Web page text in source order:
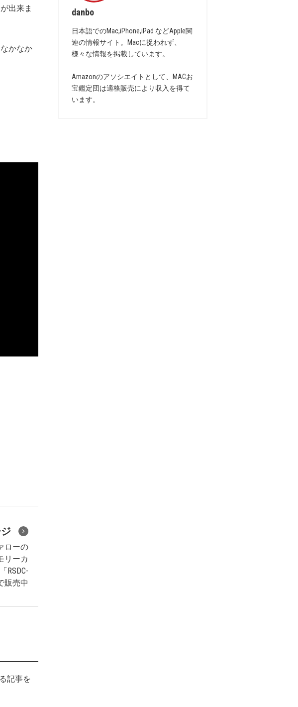
出来ま
かなか
ローの
リーカ
RSDC-
販売中
記事を
danbo
日本語でのMac,iPhone,iPad などApple関
連の情報サイト。Macに捉われず、
様々な情報を掲載しています。
Amazonのアソシエイトとして、MACお
宝鑑定団は適格販売により収入を得て
います。